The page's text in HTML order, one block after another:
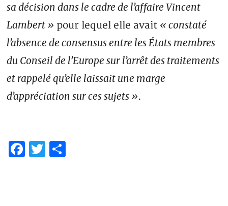
sa décision dans le cadre de l’affaire Vincent
Lambert » pour lequel elle avait « constaté
l’absence de consensus entre les États membres
du Conseil de l’Europe sur l’arrêt des traitements
et rappelé qu’elle laissait une marge
d’appréciation sur ces sujets ».
Facebook
Twitter